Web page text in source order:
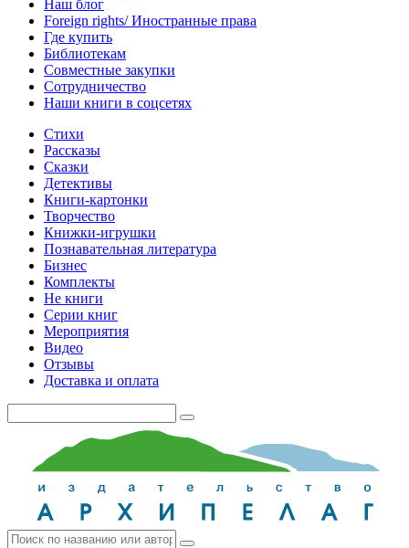
Наш блог
Foreign rights/ Иностранные права
Где купить
Библиотекам
Совместные закупки
Сотрудничество
Наши книги в соцсетях
Стихи
Рассказы
Сказки
Детективы
Книги-картонки
Творчество
Книжки-игрушки
Познавательная литература
Бизнес
Комплекты
Не книги
Серии книг
Мероприятия
Видео
Отзывы
Доставка и оплата